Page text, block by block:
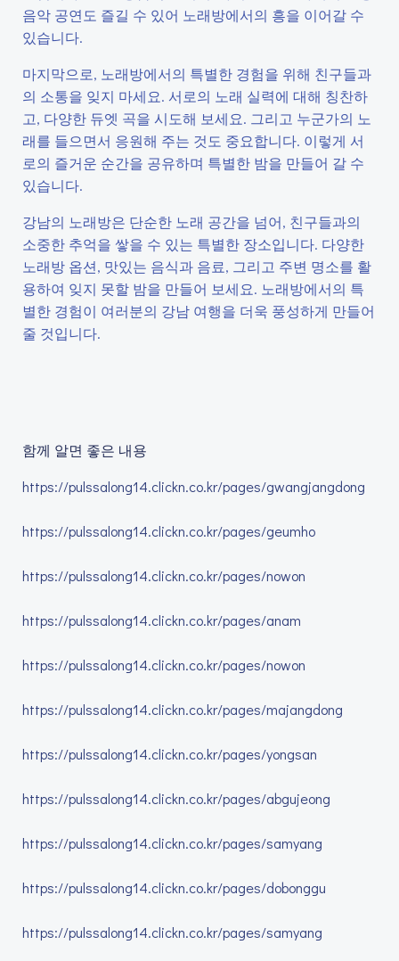
음악 공연도 즐길 수 있어 노래방에서의 흥을 이어갈 수
있습니다.
마지막으로, 노래방에서의 특별한 경험을 위해 친구들과
의 소통을 잊지 마세요. 서로의 노래 실력에 대해 칭찬하
고, 다양한 듀엣 곡을 시도해 보세요. 그리고 누군가의 노
래를 들으면서 응원해 주는 것도 중요합니다. 이렇게 서
로의 즐거운 순간을 공유하며 특별한 밤을 만들어 갈 수
있습니다.
강남의 노래방은 단순한 노래 공간을 넘어, 친구들과의
소중한 추억을 쌓을 수 있는 특별한 장소입니다. 다양한
노래방 옵션, 맛있는 음식과 음료, 그리고 주변 명소를 활
용하여 잊지 못할 밤을 만들어 보세요. 노래방에서의 특
별한 경험이 여러분의 강남 여행을 더욱 풍성하게 만들어
줄 것입니다.
함께 알면 좋은 내용
https://pulssalong14.clickn.co.kr/pages/gwangjangdong
https://pulssalong14.clickn.co.kr/pages/geumho
https://pulssalong14.clickn.co.kr/pages/nowon
https://pulssalong14.clickn.co.kr/pages/anam
https://pulssalong14.clickn.co.kr/pages/nowon
https://pulssalong14.clickn.co.kr/pages/majangdong
https://pulssalong14.clickn.co.kr/pages/yongsan
https://pulssalong14.clickn.co.kr/pages/abgujeong
https://pulssalong14.clickn.co.kr/pages/samyang
https://pulssalong14.clickn.co.kr/pages/dobonggu
https://pulssalong14.clickn.co.kr/pages/samyang